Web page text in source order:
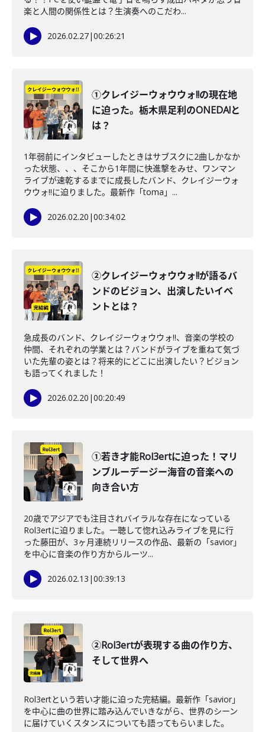
楽と人間の関係性とは？生演奏へのこだわ...
2026.02.27|00:26:21
①クレイジーウォウウォ!!の現在地
に迫った。栃木県足利のONEDA!と
は？
1年弱前にインタビューしたときはサブスクに2曲しかなか
った状態、、、そこから1年間に快進撃をみせ、ワンマン
ライブが速乾するまでに成長したバンド、クレイジーウォ
ウウォ!!に迫りました。最新作「toma」...
2026.02.20 |00:34:02
②クレイジーウォウウォ!!が語るバ
ンドのビジョン、出演したいイベ
ントとは？
急成長のバンド、クレイジーウォウウォ!!、音楽の学校の
仲間、それぞれの学業とは？バンドがライブを重ねて気づ
いた先輩の姿とは？将来的にどこに出演したい？ビジョン
も語ってくれました！
2026.02.20 |00:20:49
①若き才能Rol3ertに迫った！マリ
ンブルーデージー海音の音楽への
向き合い方
20歳でアジアでも注目されバイラルな存在になっている
Rol3ertに迫りました。一聴して惚れ込みライブを見に行
った藤田が、3ヶ月連続リリースの作品、最新の「savior」
を中心に音楽の作り方からルーツ...
2026.02.13 |00:39:13
②Rol3ertが表現する曲の作り方、
そして世界へ
Rol3ertという若い才能に迫った完結編。最新作「savior」
を中心に曲の世界に踏み込んでいきながら、世界のシーン
に届けていくスタンスについても語ってもらいました。